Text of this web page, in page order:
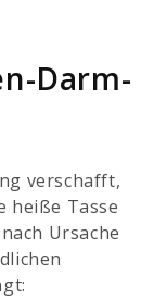
Darm-
verschafft,
heiße Tasse
Ursache